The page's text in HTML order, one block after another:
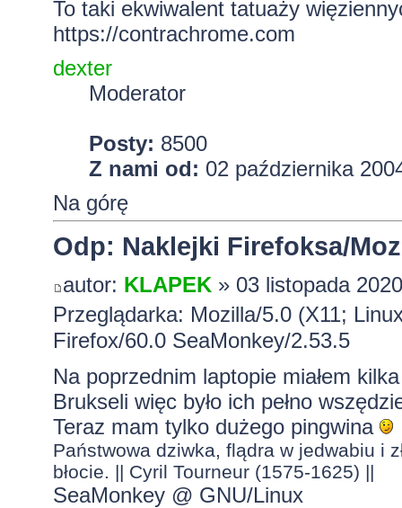
To taki ekwiwalent tatuaży
https://contrachrome.com
dexter
Moderator
Posty: 8500
Z nami od: 02 października
Na górę
Odp: Naklejki Firefoksa/
autor: KLAPEK» 03 listopada
Przeglądarka: Mozilla/5.0 (X11;
Firefox/60.0 SeaMonkey/2.53.5
Na poprzednim laptopie miałem
Brukseli więc było ich pełno
Teraz mam tylko dużego pingwina
Państwowa dziwka, flądra w jedwabiu i
błocie. || Cyril Tourneur (1575-1625) ||
SeaMonkey @ GNU/Linux